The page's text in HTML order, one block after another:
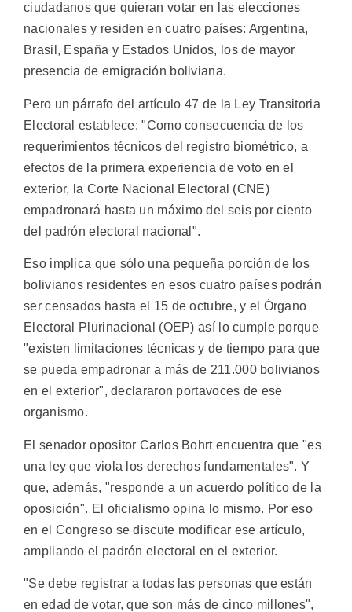
ciudadanos que quieran votar en las elecciones
nacionales y residen en cuatro países: Argentina,
Brasil, España y Estados Unidos, los de mayor
presencia de emigración boliviana.
Pero un párrafo del artículo 47 de la Ley Transitoria
Electoral establece: "Como consecuencia de los
requerimientos técnicos del registro biométrico, a
efectos de la primera experiencia de voto en el
exterior, la Corte Nacional Electoral (CNE)
empadronará hasta un máximo del seis por ciento
del padrón electoral nacional".
Eso implica que sólo una pequeña porción de los
bolivianos residentes en esos cuatro países podrán
ser censados hasta el 15 de octubre, y el Órgano
Electoral Plurinacional (OEP) así lo cumple porque
"existen limitaciones técnicas y de tiempo para que
se pueda empadronar a más de 211.000 bolivianos
en el exterior", declararon portavoces de ese
organismo.
El senador opositor Carlos Bohrt encuentra que "es
una ley que viola los derechos fundamentales". Y
que, además, "responde a un acuerdo político de la
oposición". El oficialismo opina lo mismo. Por eso
en el Congreso se discute modificar ese artículo,
ampliando el padrón electoral en el exterior.
"Se debe registrar a todas las personas que están
en edad de votar, que son más de cinco millones",